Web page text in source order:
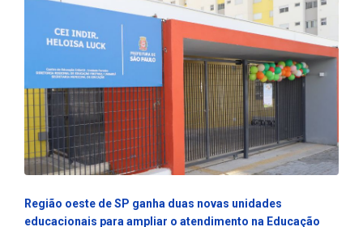
Região oeste de SP ganha duas novas unidades
educacionais para ampliar o atendimento na Educação